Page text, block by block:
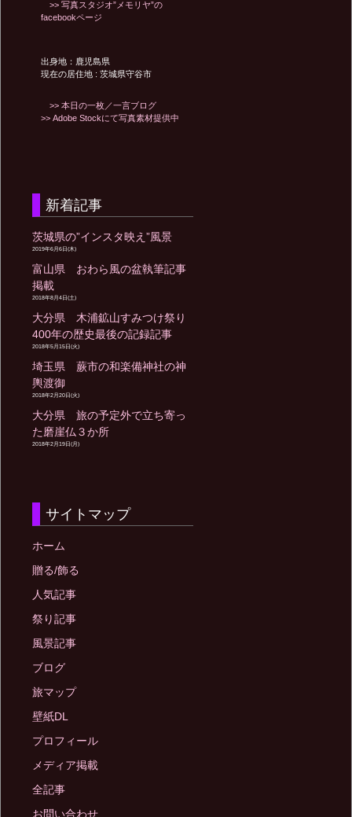
>> 写真スタジオ”メモリヤ”の
facebookページ
出身地：鹿児島県
現在の居住地 : 茨城県守谷市
>> 本日の一枚／一言ブログ
>> Adobe Stockにて写真素材提供中
新着記事
茨城県の”インスタ映え”風景
2019年6月6日(木)
富山県 おわら風の盆執筆記事
掲載
2018年8月4日(土)
大分県 木浦鉱山すみつけ祭り
400年の歴史最後の記録記事
2018年5月15日(火)
埼玉県 蕨市の和楽備神社の神
輿渡御
2018年2月20日(火)
大分県 旅の予定外で立ち寄っ
た磨崖仏３か所
2018年2月19日(月)
サイトマップ
ホーム
贈る/飾る
人気記事
祭り記事
風景記事
ブログ
旅マップ
壁紙DL
プロフィール
メディア掲載
全記事
お問い合わせ